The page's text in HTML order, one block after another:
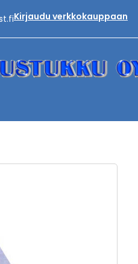
Kirjaudu verkkokauppaan